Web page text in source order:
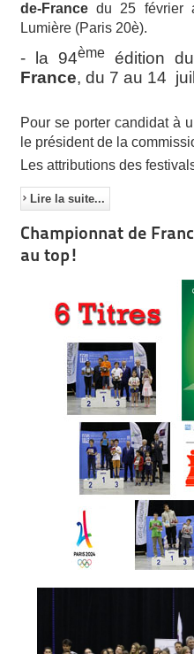
de-France du 25 février
Lumière (Paris 20è).
- la 94èmeédition
France, du 7 au 14
Pour se porter candidat à
le président de la
Les attributions des
Lire la suite...
Championnat de
au top!